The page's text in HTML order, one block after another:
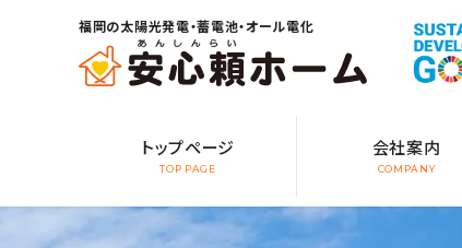
福岡の太陽光発電・蓄電池・オール電化
トップページ
TOP PAGE
会社案内
COMPANY